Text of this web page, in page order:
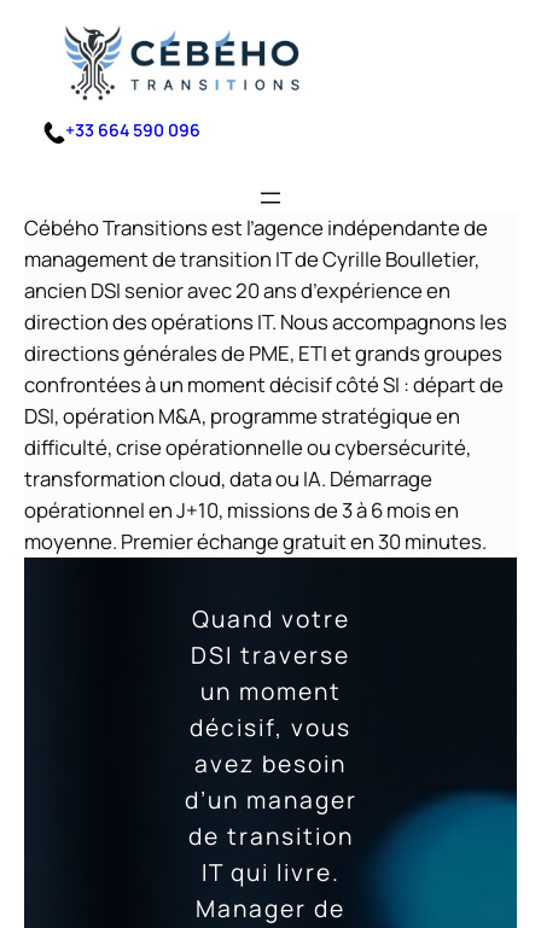
contenu
+33 664 590 096
Cébého Transitions est l’agence indépendante de
management de transition IT de Cyrille Boulletier,
ancien DSI senior avec 20 ans d’expérience en
direction des opérations IT. Nous accompagnons les
directions générales de PME, ETI et grands groupes
confrontées à un moment décisif côté SI : départ de
DSI, opération M&A, programme stratégique en
difficulté, crise opérationnelle ou cybersécurité,
transformation cloud, data ou IA. Démarrage
opérationnel en J+10, missions de 3 à 6 mois en
moyenne. Premier échange gratuit en 30 minutes.
Quand votre
DSI traverse
un moment
décisif, vous
avez besoin
d’un manager
de transition
IT qui livre.
Manager de